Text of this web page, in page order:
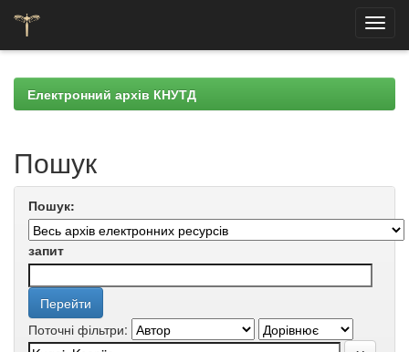
navigationЕлектронний архів КНУТД
Пошук
Пошук:
запит
Поточні фільтри: